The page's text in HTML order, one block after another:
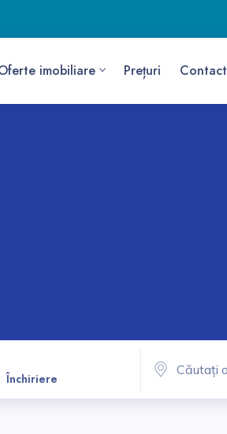
imobiliare Prețuri Contact
Închiriere